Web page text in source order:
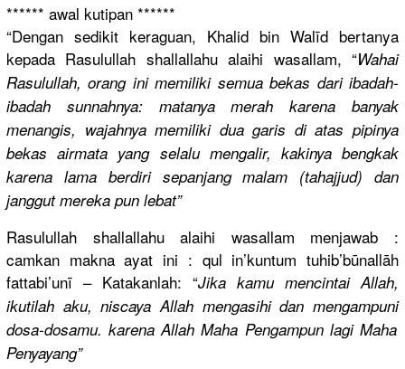
****** awal kutipan ******
“Dengan sedikit keraguan, Khalid bin Walīd bertanya
kepada Rasulullah shallallahu alaihi wasallam, “Wahai
Rasulullah, orang ini memiliki semua bekas dari ibadah-
ibadah sunnahnya:matanya merah karena banyak
menangis, wajahnya memiliki dua garis di atas pipinya
bekas airmata yang selalu mengalir, kakinya bengkak
karena lama berdiri sepanjang malam (tahajjud) dan
janggut mereka pun lebat”
Rasulullah shallallahu alaihi wasallam menjawab :
camkan makna ayat ini : qul in’kuntum tuhib’būnallāh
fattabi’unī – Katakanlah: “Jika kamu mencintai Allah,
ikutilah aku, niscaya Allah mengasihi dan mengampuni
dosa-dosamu. karena Allah Maha Pengampun lagi Maha
Penyayang”